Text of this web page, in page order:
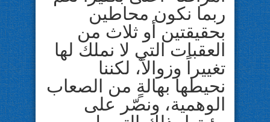
ربما نكون محاطين
بحقيقتين أو ثلاث من
العقبات التي لا نملك لها
تغييراً وزوالاً، لكننا
نحيطها بهالةٍ من الصعاب
الوهمية، ونصّر على